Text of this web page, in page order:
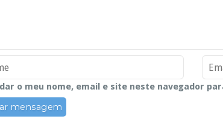
o meu nome, email e site neste navegador